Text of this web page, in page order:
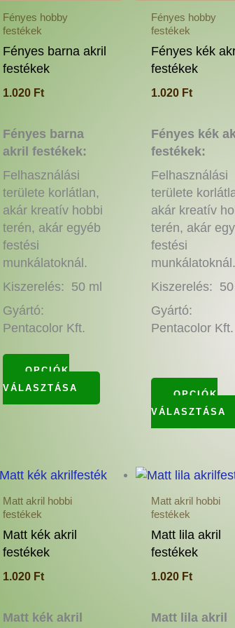
Fényes hobby
festékek
Fényes barna akril
festékek
1.020 Ft
Fényes barna
akril festékek:
Felhasználási
területe korlátlan,
akár kreatív hobbi
terén, akár egyéb
festési
munkálatoknál.
Kiszerelés: 50 ml
Gyártó:
Pentacolor Kft.
OPCIÓK
VÁLASZTÁSA
termékoldalon
választhatók
Fényes hobby
festékek
Fényes kék
festékek
1.020 Ft
Fényes kék
festékek:
Felhasználási
területe
akár kreatív
terén, akár
festési
munkálatoknál.
Kiszerelés:
Gyártó:
Pentacolor Kft.
OPCIÓK
VÁLASZTÁSA
Matt akril hobbi
festékek
Matt kék akril
festékek
1.020 Ft
Matt kék akril
Ennek
terméknek
variációja
Matt akril hobbi
festékek
Matt lila akril
festékek
1.020 Ft
Matt lila akril